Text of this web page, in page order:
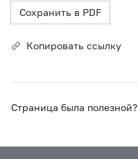
Сохранить в PDF
Копировать ссылку
Страница была полезной?